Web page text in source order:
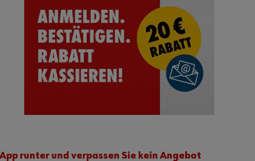
registrieren und
alle Funktionen
des Online-
Shops nutzen.
Verkauf nur
Gewerbetre
Jetzt
runter und verpassen Sie kein Angebot